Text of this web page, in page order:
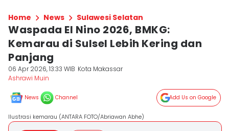
Home News Sulawesi Selatan
Waspada El Nino 2026, BMKG:
Kemarau di Sulsel Lebih Kering dan
Panjang
06 Apr 2026, 13:33 WIB Kota Makassar
Ashrawi Muin
News Channel Add Us on Google
Ilustrasi kemarau (ANTARA FOTO/Abriawan Abhe)